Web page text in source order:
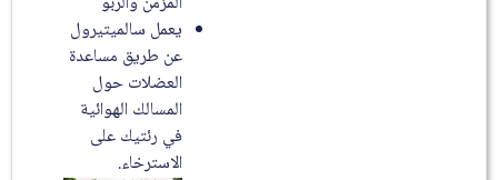
يعمل سالميتيرول
عن طريق مساعدة
العضلات حول
المسالك الهوائية
في رئتيك على
الاسترخاء.